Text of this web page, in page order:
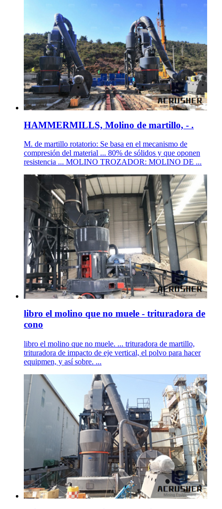
HAMMERMILLS, Molino de martillo, - .
M. de martillo rotatorio: Se basa en el mecanismo de
compresión del material ... 80% de sólidos y que oponen
resistencia ... MOLINO TROZADOR: MOLINO DE ...
libro el molino que no muele - trituradora de
cono
libro el molino que no muele. ... trituradora de martillo,
trituradora de impacto de eje vertical, el polvo para hacer
equipmen, y así sobre. ...